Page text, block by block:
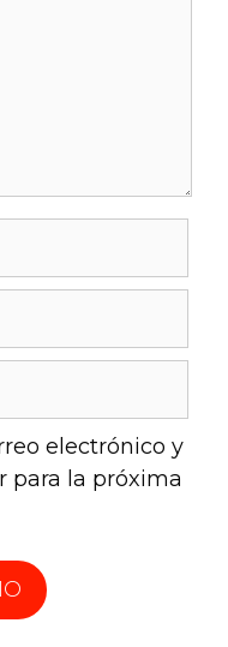
electrónico y
para la próxima